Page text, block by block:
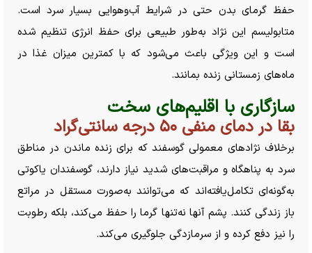
حفظ گرمای بدن حتی در شرایط آب‌وهوایی بسیار سرد است.
متابولیسم این نژاد به‌طور طبیعی برای حفظ انرژی تنظیم شده
است و این ویژگی باعث می‌شود که با کمترین میزان غذا در
ماه‌های زمستانی زنده بمانند.
سازگاری با اقلیم‌های سخت
بقا در دمای منفی ۵۰ درجه سانتی‌گراد
برخلاف نژاد‌های معمولی گوسفند که برای زنده ماندن در مناطق
سرد به پناهگاه و مراقبت‌های شدید نیاز دارند، گوسفندان یاکوتی
به‌گونه‌ای تکامل‌یافته‌اند که می‌توانند به‌صورت مستقل در مراتع
باز زندگی کنند. پشم آنها نه‌تنها گرما را حفظ می‌کند، بلکه رطوبت
را نیز دفع کرده و از سرمازدگی جلوگیری می‌کند.